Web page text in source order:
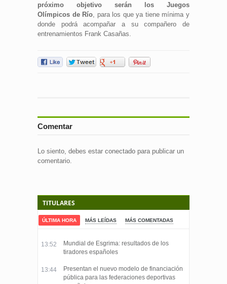
próximo objetivo serán los Juegos
Olímpicos de Río, para los que ya tiene mínima y
donde podrá acompañar a su compañero de
entrenamientos Frank Casañas.
Comentar
Lo siento, debes estar conectado para publicar un
comentario.
TITULARES
ÚLTIMA HORA MÁS LEÍDAS MÁS COMENTADAS
13:52
Mundial de Esgrima: resultados de los
tiradores españoles
13:44
Presentan el nuevo modelo de financiación
pública para las federaciones deportivas